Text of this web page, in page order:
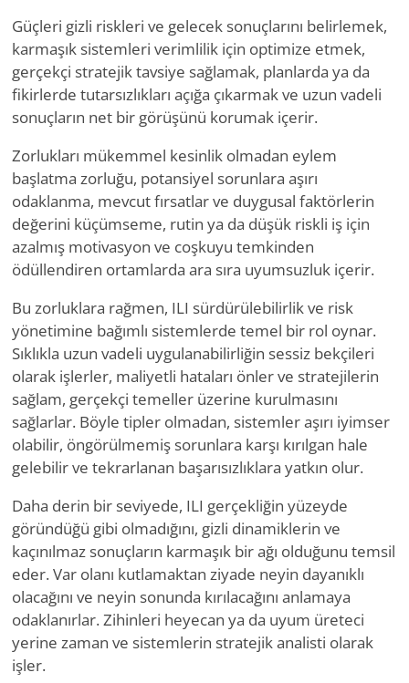
Güçleri gizli riskleri ve gelecek sonuçlarını belirlemek,
karmaşık sistemleri verimlilik için optimize etmek,
gerçekçi stratejik tavsiye sağlamak, planlarda ya da
fikirlerde tutarsızlıkları açığa çıkarmak ve uzun vadeli
sonuçların net bir görüşünü korumak içerir.
Zorlukları mükemmel kesinlik olmadan eylem
başlatma zorluğu, potansiyel sorunlara aşırı
odaklanma, mevcut fırsatlar ve duygusal faktörlerin
değerini küçümseme, rutin ya da düşük riskli iş için
azalmış motivasyon ve coşkuyu temkinden
ödüllendiren ortamlarda ara sıra uyumsuzluk içerir.
Bu zorluklara rağmen, ILI sürdürülebilirlik ve risk
yönetimine bağımlı sistemlerde temel bir rol oynar.
Sıklıkla uzun vadeli uygulanabilirliğin sessiz bekçileri
olarak işlerler, maliyetli hataları önler ve stratejilerin
sağlam, gerçekçi temeller üzerine kurulmasını
sağlarlar. Böyle tipler olmadan, sistemler aşırı iyimser
olabilir, öngörülmemiş sorunlara karşı kırılgan hale
gelebilir ve tekrarlanan başarısızlıklara yatkın olur.
Daha derin bir seviyede, ILI gerçekliğin yüzeyde
göründüğü gibi olmadığını, gizli dinamiklerin ve
kaçınılmaz sonuçların karmaşık bir ağı olduğunu temsil
eder. Var olanı kutlamaktan ziyade neyin dayanıklı
olacağını ve neyin sonunda kırılacağını anlamaya
odaklanırlar. Zihinleri heyecan ya da uyum üreteci
yerine zaman ve sistemlerin stratejik analisti olarak
işler.